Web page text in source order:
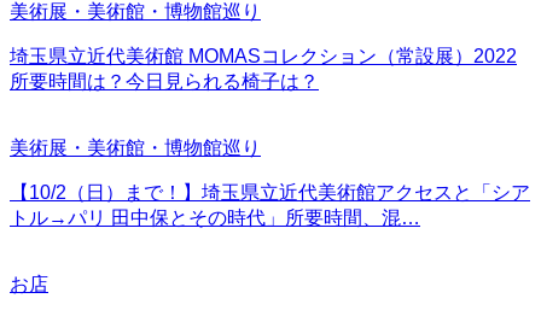
美術展・美術館・博物館巡り
埼玉県立近代美術館 MOMASコレクション（常設展）2022
所要時間は？今日見られる椅子は？
美術展・美術館・博物館巡り
【10/2（日）まで！】埼玉県立近代美術館アクセスと「シア
トル→パリ 田中保とその時代」所要時間、混…
お店